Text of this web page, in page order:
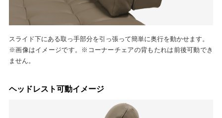
スライド下にある取っ手部分を引っ張って簡単に奥行を動かせます。
※画像はイメージです。※コーナーチェアの背もたれは前後可動でき
ません。
ヘッドレスト可動イメージ